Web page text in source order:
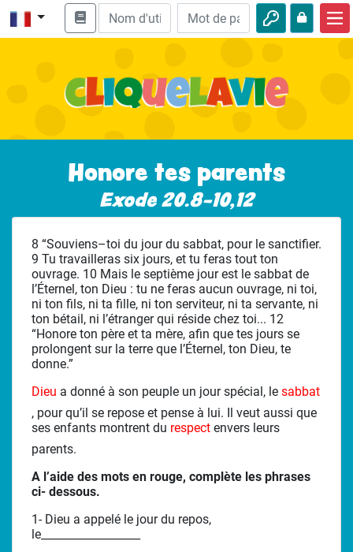
Enseignement biblique
Nature
Aventures
Loisirs
Honore tes parents
Exode 20.8-10,12
8 “Souviens–toi du jour du sabbat, pour le sanctifier.
9 Tu travailleras six jours, et tu feras tout ton
ouvrage. 10 Mais le septième jour est le sabbat de
l’Éternel, ton Dieu : tu ne feras aucun ouvrage, ni toi,
ni ton fils, ni ta fille, ni ton serviteur, ni ta servante, ni
ton bétail, ni l’étranger qui réside chez toi... 12
“Honore ton père et ta mère, afin que tes jours se
prolongent sur la terre que l’Éternel, ton Dieu, te
donne.”
Dieu a donné à son peuple un jour spécial, le sabbat
, pour qu’il se repose et pense à lui. Il veut aussi que
ses enfants montrent du respect envers leurs
parents.
A l’aide des mots en rouge, complète les phrases
ci- dessous.
1- Dieu a appelé le jour du repos,
le__________________